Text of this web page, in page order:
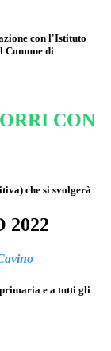
con l'Istituto
Comune di
CON
che si svolgerà
2022
e a tutti gli